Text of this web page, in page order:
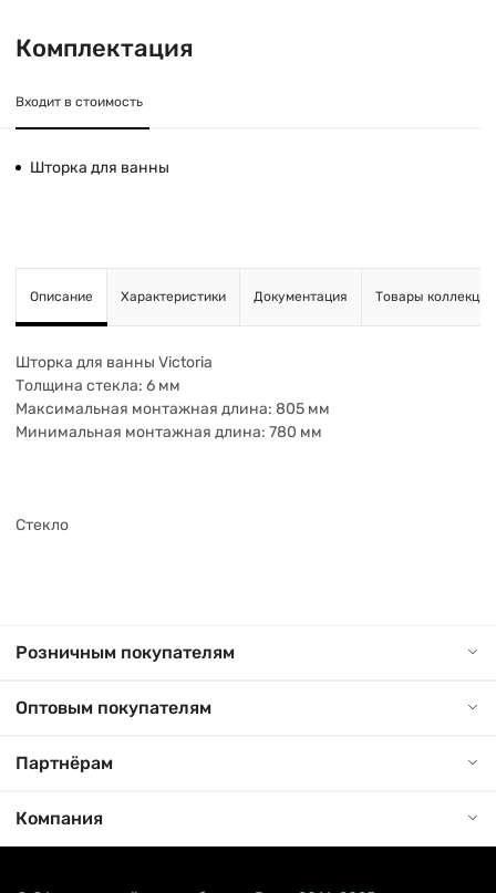
Комплектация
Входит в стоимость
Шторка для ванны
Описание Характеристики Документация Товары коллекции
Шторка для ванны Victoria
Толщина стекла: 6 мм
Максимальная монтажная длина: 805 мм
Минимальная монтажная длина: 780 мм
Стекло
Розничным покупателям
Оптовым покупателям
Партнёрам
Компания